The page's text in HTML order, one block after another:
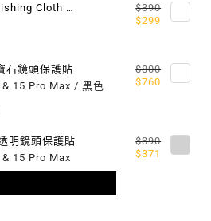
Microfiber Polishing Cloth 超細纖維擦拭布
$390
$299
石鏡頭保護貼
15 Pro Max / 黑色
$800
$760
明鏡頭保護貼
15 Pro Max
$390
$371